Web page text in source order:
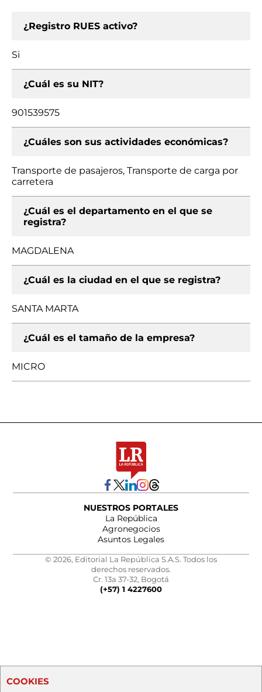
¿Registro RUES activo?
Si
¿Cuál es su NIT?
901539575
¿Cuáles son sus actividades económicas?
Transporte de pasajeros, Transporte de carga por
carretera
¿Cuál es el departamento en el que se
registra?
MAGDALENA
¿Cuál es la ciudad en el que se registra?
SANTA MARTA
¿Cuál es el tamaño de la empresa?
MICRO
NUESTROS PORTALES
La República
Agronegocios
Asuntos Legales
© 2026, Editorial La República S.A.S. Todos los
derechos reservados.
Cr. 13a 37-32, Bogotá
(+57) 1 4227600
COOKIES